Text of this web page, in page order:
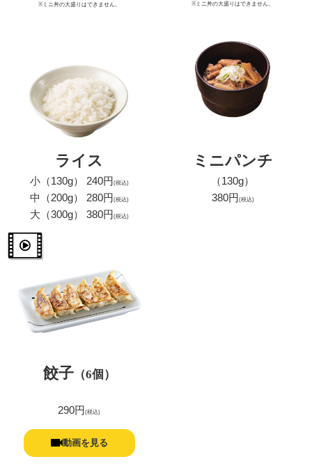
※ミニ丼の大盛りはできません。 ※ミニ丼の大盛りはできません。
ライス
小（130g） 240円(税込)
中（200g） 280円(税込)
大（300g） 380円(税込)
ミニパンチ
（130g）
380円(税込)
餃子（6個）
290円(税込)
動画を見る